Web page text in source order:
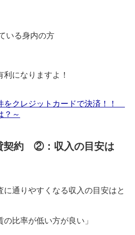
いる身内の方
になりますよ！
をクレジットカードで決済！！
？～
契約 ②：収入の目安は
に通りやすくなる収入の目安はと
の比率が低い方が良い」